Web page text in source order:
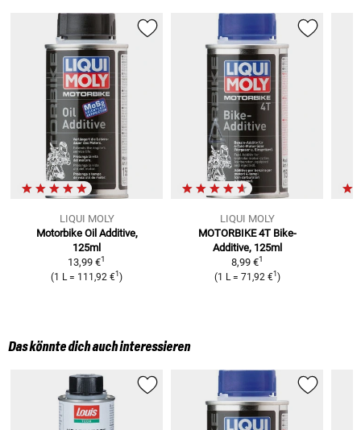
LIQUI MOLY
Motorbike Oil Additive,
125ml
13,99 €1
(1 L= 111,92 €1)
LIQUI MOLY
MOTORBIKE 4T Bike-
Additive, 125ml
8,99 €1
(1 L= 71,92 €1 )
Das könnte dich auch interessieren